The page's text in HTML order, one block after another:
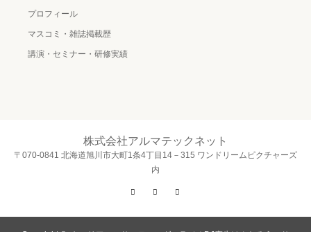
プロフィール
マスコミ・雑誌掲載歴
講演・セミナー・研修実績
株式会社アルマテックネット
〒070-0841 北海道旭川市大町1条4丁目14－315 ワンドリームピクチャーズ
内
Twitter
Facebook